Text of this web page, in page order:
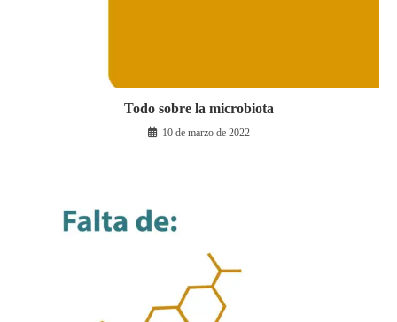
Todo sobre la microbiota
10 de marzo de 2022